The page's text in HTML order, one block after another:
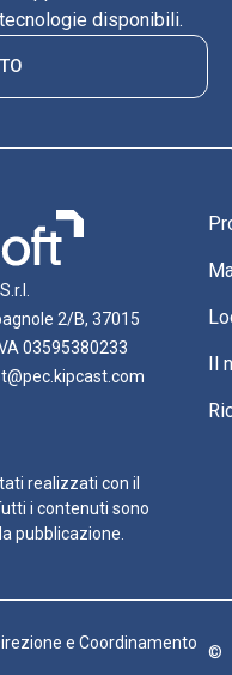
disponibili.
2/B, 37015
03595380233
Il
realizzati con il
i contenuti sono
pubblicazione.
e Coordinamento
©